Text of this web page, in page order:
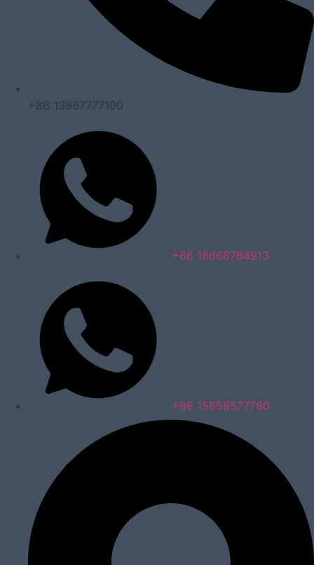
+86 13867777100
+86 18668764913
+86 15658577780